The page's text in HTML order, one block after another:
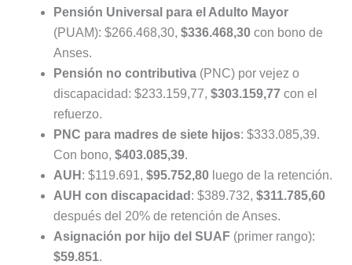
Pensión Universal para el Adulto Mayor
(PUAM): $266.468,30, $336.468,30 con bono de
Anses.
Pensión no contributiva (PNC) por vejez o
discapacidad: $233.159,77, $303.159,77 con el
refuerzo.
PNC para madres de siete hijos: $333.085,39.
Con bono, $403.085,39.
AUH : $119.691, $95.752,80 luego de la retención.
AUH con discapacidad : $389.732, $311.785,60
después del 20% de retención de Anses.
Asignación por hijo del SUAF (primer rango):
$59.851.